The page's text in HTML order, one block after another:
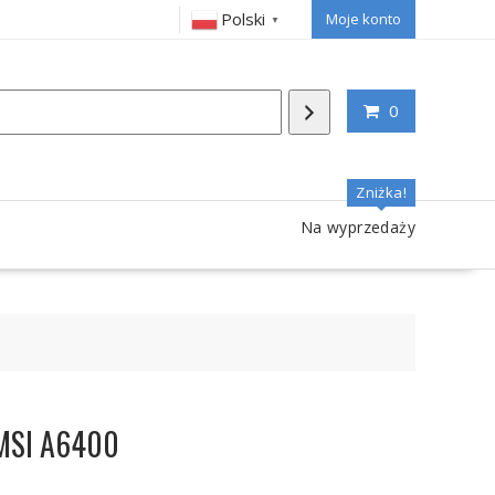
Polski ▼ Moje konto
0
Zniżka!
Na wyprzedaży
A6400